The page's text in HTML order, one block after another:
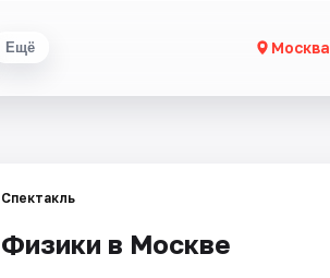
Ещё Москва
Спектакль
Физики в Москве